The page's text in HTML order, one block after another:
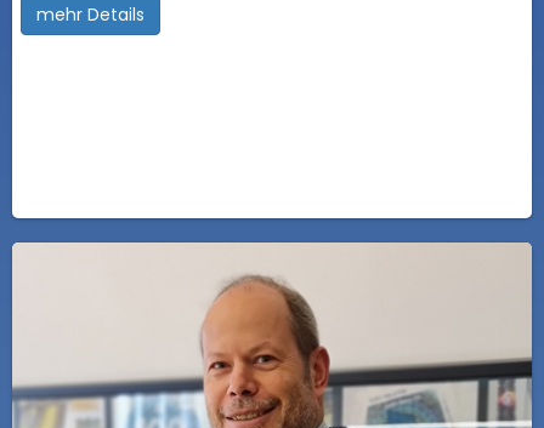
mehr Details